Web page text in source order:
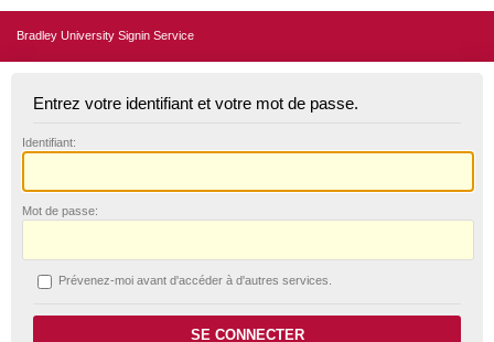
Bradley University Signin Service
Entrez votre identifiant et votre mot de passe.
Identifiant:
Mot de passe:
Prévenez-moi avant d'accéder à d'autres services.